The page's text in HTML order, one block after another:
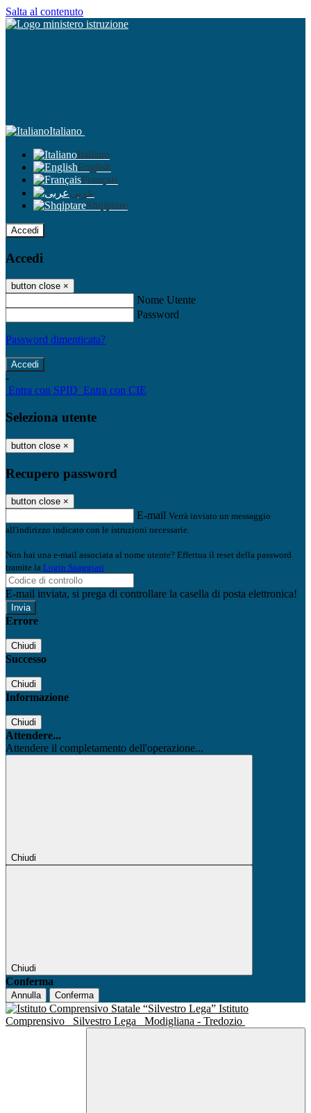
Salta al contenuto
Italiano
Italiano
English
Français
عربى
Shqiptare
Accedi
Accedi
button close ×
Nome Utente
Password
Password dimenticata?
-
Entra con SPID Entra con CIE
Seleziona utente
button close ×
Recupero password
button close ×
E-mail Verrà inviato un messaggio
all'indirizzo indicato con le istruzioni necessarie.
Non hai una e-mail associata al nome utente? Effettua il reset della password
tramite la Login Spaggiari
E-mail inviata, si prega di controllare la casella di posta elettronica!
Errore
Chiudi
Successo
Chiudi
Informazione
Chiudi
Attendere...
Attendere il completamento dell'operazione...
Chiudi
Chiudi
Conferma
Annulla Conferma
Istituto
Comprensivo
Silvestro Lega Modigliana - Tredozio